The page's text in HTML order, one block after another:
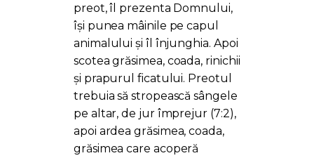
preot, îl prezenta Domnului,
își punea mâinile pe capul
animalului și îl înjunghia. Apoi
scotea grăsimea, coada, rinichii
şi prapurul ficatului. Preotul
trebuia să stropească sângele
pe altar, de jur împrejur (7:2),
apoi ardea grăsimea, coada,
grăsimea care acoperă